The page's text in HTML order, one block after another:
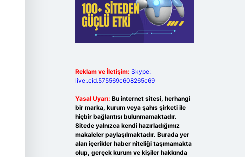
Reklam ve İletişim: Skype:
live:.cid.575569c608265c69
Yasal Uyarı: Bu internet sitesi, herhangi
bir marka, kurum veya şahıs şirketi ile
hiçbir bağlantısı bulunmamaktadır.
Sitede yalnızca kendi hazırladığımız
makaleler paylaşılmaktadır. Burada yer
alan içerikler haber niteliği taşımamakta
olup, gerçek kurum ve kişiler hakkında